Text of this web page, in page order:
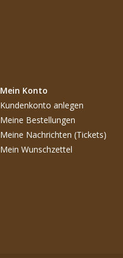
Mein Konto
Kundenkonto anlegen
Meine Bestellungen
Meine Nachrichten (Tickets)
Mein Wunschzettel